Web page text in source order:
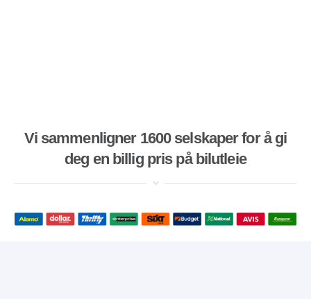
Vi sammenligner 1600 selskaper for å gi
deg en billig pris på bilutleie